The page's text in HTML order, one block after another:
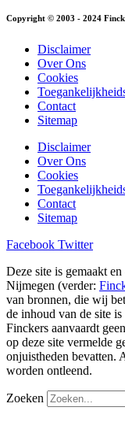
Copyright © 2003 - 2024
Disclaimer
Over Ons
Cookies
Contact
Sitemap
Disclaimer
Over Ons
Cookies
Contact
Sitemap
Facebook Twitter
Deze site is gemaakt
Nijmegen (verder:
van bronnen, die wij
de inhoud van de site
Finckers aanvaardt
op deze site vermelde
onjuistheden bevatten.
worden ontleend.
Zoeken